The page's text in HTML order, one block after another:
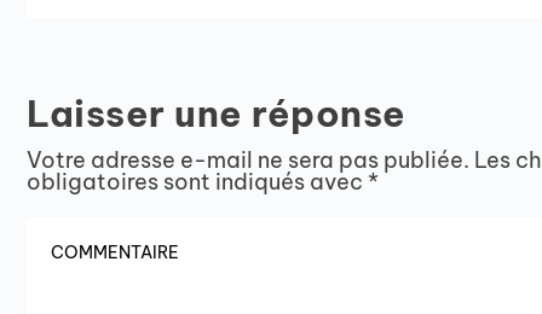
Laisser une réponse
Votre adresse e-mail ne sera pas publiée. Les
obligatoires sont indiqués avec *